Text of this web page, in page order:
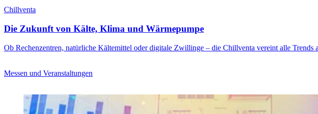
Chillventa
Die Zukunft von Kälte, Klima und Wärmepumpe
Ob Rechenzentren, natürliche Kältemittel oder digitale Zwillinge – die Chillventa vereint alle
Messen und Veranstaltungen